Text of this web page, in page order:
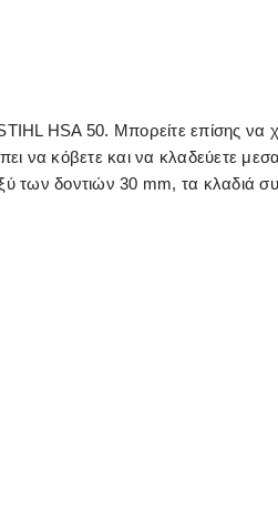
HSA 50. Μπορείτε επίσης να
να κόβετε και να κλαδεύετε
των δοντιών 30 mm, τα κλαδιά